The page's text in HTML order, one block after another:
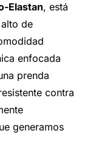
Elastan, está
de
enfocada
prenda
contra
generamos